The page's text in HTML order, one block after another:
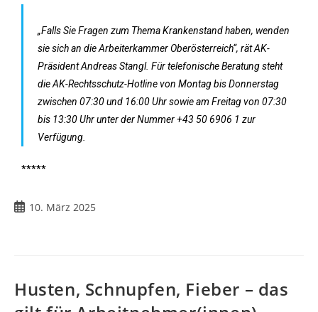
„Falls Sie Fragen zum Thema Krankenstand haben, wenden
sie sich an die Arbeiterkammer Oberösterreich“, rät AK-
Präsident Andreas Stangl. Für telefonische Beratung steht
die AK-Rechtsschutz-Hotline von Montag bis Donnerstag
zwischen 07:30 und 16:00 Uhr sowie am Freitag von 07:30
bis 13:30 Uhr unter der Nummer +43 50 6906 1 zur
Verfügung.
*****
10. März 2025
Husten, Schnupfen, Fieber – das